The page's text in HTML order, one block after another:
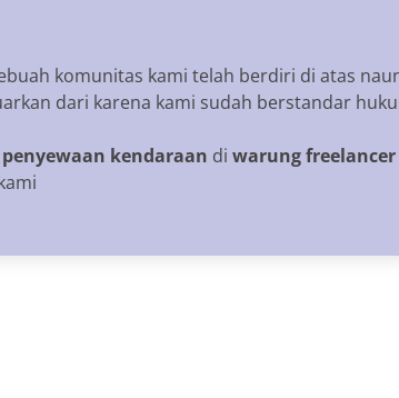
komunitas kami telah berdiri di atas
dari karena kami sudah berstandar
kendaraan di warung freelancer